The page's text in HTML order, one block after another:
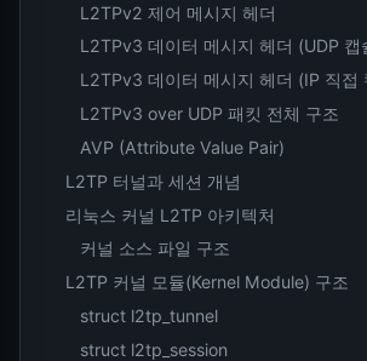
L2TPv2 제어 메시지 헤더
L2TPv3 데이터 메시지 헤더 (UDP 캡
L2TPv3 데이터 메시지 헤더 (IP 직접
L2TPv3 over UDP 패킷 전체 구조
AVP (Attribute Value Pair)
L2TP 터널과 세션 개념
리눅스 커널 L2TP 아키텍처
커널 소스 파일 구조
L2TP 커널 모듈(Kernel Module) 구조
struct l2tp_tunnel
struct l2tp_session